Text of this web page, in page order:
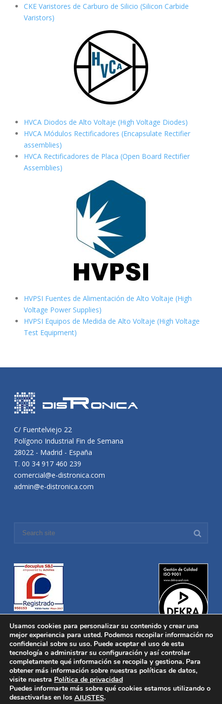
CKE Varistores de Carburo de Silicio (Silicon Carbide
Varistors)
HVCA Diodos de Alto Voltaje (High Voltage Diodes)
HVCA Módulos Rectificadores (Encapsulate Rectifier
assemblies)
HVCA Rectificadores de Placa (Open Board Rectifier
Assemblies)
HVPSI Fuentes de Alimentación de Alto Voltaje (High
Voltage Power Supplies)
HVPSI Equipos de Medida de Alto Voltaje (High Voltage
Test Equipment)
C/ Fuentelviejo 22
Polígono Industrial Fin de Semana
28022 - Madrid - España
T. 00 34 917 460 239
comercial@e-distronica.com
admin@e-distronica.com
Distronica © 2016 Todos los derechos reservados.Aviso legal
Política de privacidad|Política de Cookies
Desarrollado porNucleosoft
Inicio
Quiénes Somos
Usamos cookies para personalizar su contenido y crear una
mejor experiencia para usted. Podemos recopilar información no
confidencial sobre su uso. Puede aceptar el uso de esta
tecnología o administrar su configuración y así controlar
completamente qué información se recopila y gestiona. Para
obtener más información sobre nuestras políticas de datos,
visite nuestra Política de privacidad
Puedes informarte más sobre qué cookies estamos utilizando o
desactivarlas en los AJUSTES.